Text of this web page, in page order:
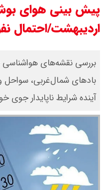
اردیبهشت/احتمال
بررسی نقشه‌های
بادهای شمال‌غربی، سواحل
آینده شرایط ناپایدار جوی